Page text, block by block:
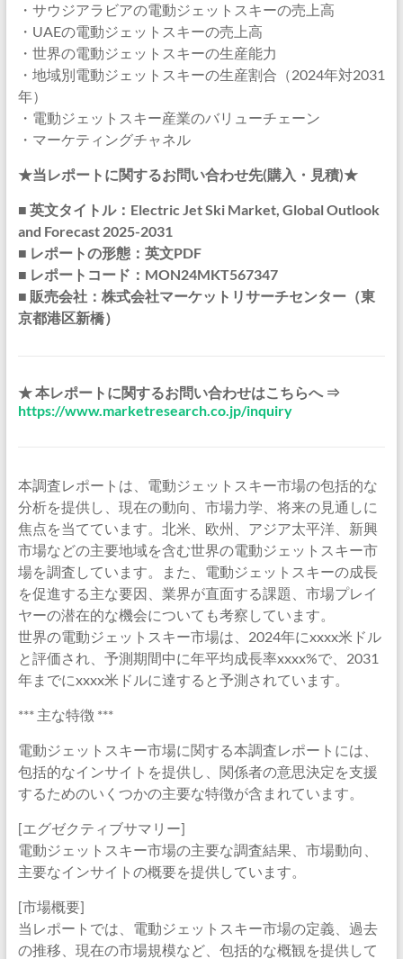
・サウジアラビアの電動ジェットスキーの売上高
・UAEの電動ジェットスキーの売上高
・世界の電動ジェットスキーの生産能力
・地域別電動ジェットスキーの生産割合（2024年対2031
年）
・電動ジェットスキー産業のバリューチェーン
・マーケティングチャネル
★当レポートに関するお問い合わせ先(購入・見積)★
■ 英文タイトル：Electric Jet Ski Market, Global Outlook
and Forecast 2025-2031
■ レポートの形態：英文PDF
■ レポートコード：MON24MKT567347
■ 販売会社：株式会社マーケットリサーチセンター（東
京都港区新橋）
★ 本レポートに関するお問い合わせはこちらへ ⇒
https://www.marketresearch.co.jp/inquiry
本調査レポートは、電動ジェットスキー市場の包括的な
分析を提供し、現在の動向、市場力学、将来の見通しに
焦点を当てています。北米、欧州、アジア太平洋、新興
市場などの主要地域を含む世界の電動ジェットスキー市
場を調査しています。また、電動ジェットスキーの成長
を促進する主な要因、業界が直面する課題、市場プレイ
ヤーの潜在的な機会についても考察しています。
世界の電動ジェットスキー市場は、2024年にxxxx米ドル
と評価され、予測期間中に年平均成長率xxxx%で、2031
年までにxxxx米ドルに達すると予測されています。
*** 主な特徴 ***
電動ジェットスキー市場に関する本調査レポートには、
包括的なインサイトを提供し、関係者の意思決定を支援
するためのいくつかの主要な特徴が含まれています。
[エグゼクティブサマリー]
電動ジェットスキー市場の主要な調査結果、市場動向、
主要なインサイトの概要を提供しています。
[市場概要]
当レポートでは、電動ジェットスキー市場の定義、過去
の推移、現在の市場規模など、包括的な概観を提供して